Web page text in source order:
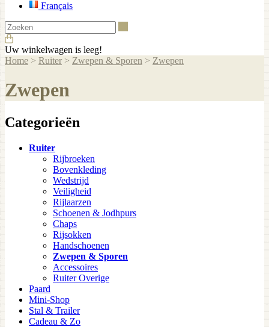
Français
Uw winkelwagen is leeg!
Home > Ruiter > Zwepen & Sporen > Zwepen
Zwepen
Categorieën
Ruiter
Rijbroeken
Bovenkleding
Wedstrijd
Veiligheid
Rijlaarzen
Schoenen & Jodhpurs
Chaps
Rijsokken
Handschoenen
Zwepen & Sporen
Accessoires
Ruiter Overige
Paard
Mini-Shop
Stal & Trailer
Cadeau & Zo